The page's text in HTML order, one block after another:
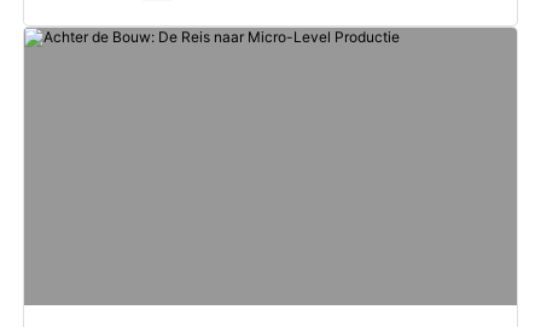
hoogwaardige componenten.